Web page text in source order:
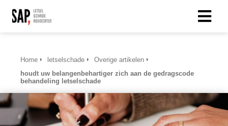
Home letselschade
Overige artikelen
houdt uw belangenbehartiger zich aan de gedragscode
behandeling letselschade